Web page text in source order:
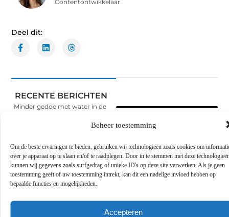
Beheer toestemming
Om de beste ervaringen te bieden, gebruiken wij technologieën zoals cookies om
over je apparaat op te slaan en/of te raadplegen. Door in te stemmen met deze
kunnen wij gegevens zoals surfgedrag of unieke ID's op deze site verwerken. Als je geen
toestemming geeft of uw toestemming intrekt, kan dit een nadelige invloed hebben op
bepaalde functies en mogelijkheden.
Accepteren
Contentontwikkelaar
Deel dit:
RECENTE BERICHTEN
Minder gedoe met water in de
Zo pak je houtrot aan met
Why Business Dashboards
Increasingly Rely on Teechart
Steema
Een slotenmaker in Rosmalen
huis
Word lid van
onze
blogcommunity!
Heb je een verhaal te
vertellen? Deel jouw
blogplatform. Word lid en